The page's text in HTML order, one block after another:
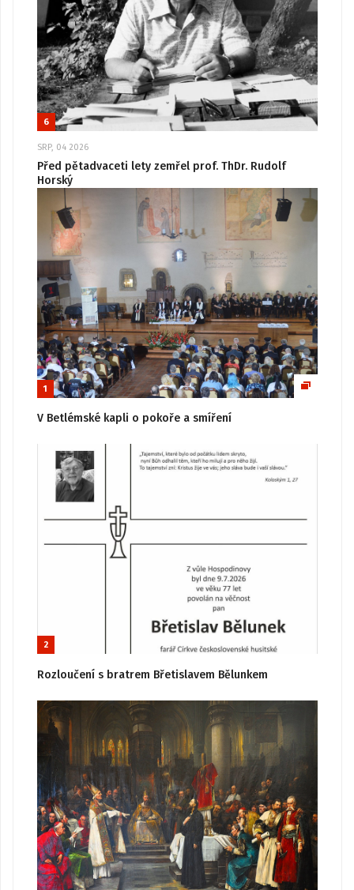
6
SRP, 04 2026
Před pětadvaceti lety zemřel prof. ThDr. Rudolf
Horský
1
V Betlémské kapli o pokoře a smíření
2
Rozloučení s bratrem Břetislavem Bělunkem